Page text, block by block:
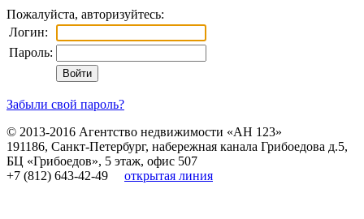
Пожалуйста, авторизуйтесь:
Логин:
Пароль:
Забыли свой пароль?
© 2013-2016 Агентство недвижимости «АН 123»
191186, Санкт-Петербург, набережная канала Грибоедова д.5,
БЦ «Грибоедов», 5 этаж, офис 507
+7 (812) 643-42-49
открытая линия